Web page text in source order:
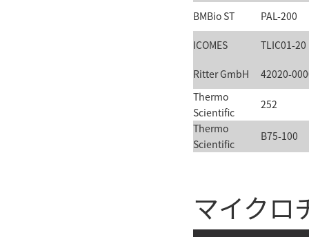
BMBio ST PAL-200
ICOMES TLIC01-20
Ritter GmbH
42020-
Thermo
Scientific
252
Thermo
Scientific
B75-100
マイクロ